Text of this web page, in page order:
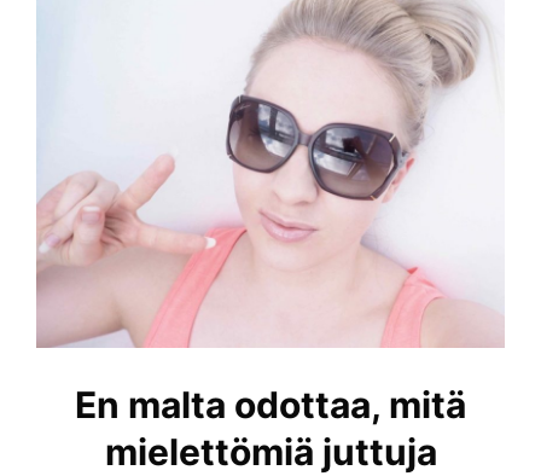
En malta odottaa, mitä
mielettömiä juttuja